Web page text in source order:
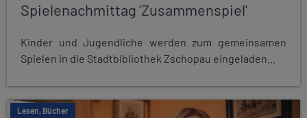
Spielenachmittag 'Zusammenspiel'
Kinder und Jugendliche werden zum gemeinsamen
Spielen in die Stadtbibliothek Zschopau eingeladen...
Lesen, Bücher